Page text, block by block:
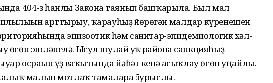
404-з һанлы Законға таянып башҡарыла. Был мал
арттырыу, ҡарауһыҙ йөрөгән малдар күренешен
эпизоотик һәм санитар-эпидемиологик хәл-
өсөн эшләнелә. Ысул шулай уҡ районға санкцияһыҙ
осрағын үҙ ваҡытында йәһәт кенә асыҡлау өсөн уңайлы.
малын мотлаҡ тамғаларға бурыслы.